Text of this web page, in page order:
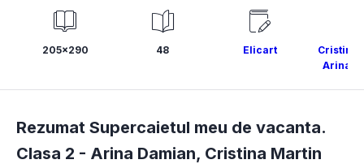
205x290 48 Elicart
Cristina
Arina
Rezumat Supercaietul meu de vacanta.
Clasa 2 - Arina Damian, Cristina Martin